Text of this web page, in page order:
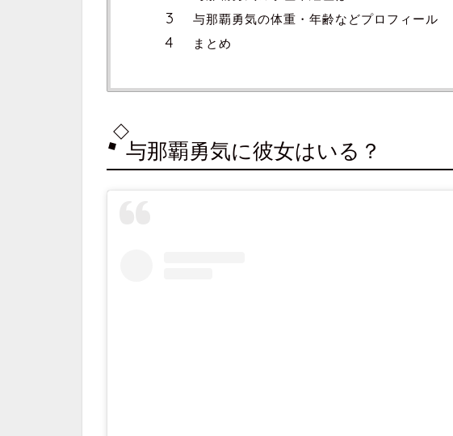
与那覇勇気の体重・年齢などプロフィール
まとめ
与那覇勇気に彼女はいる？